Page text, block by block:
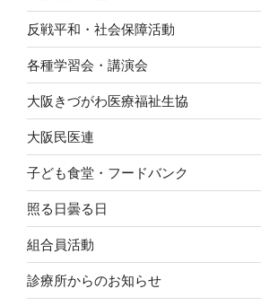
反戦平和・社会保障活動
各種学習会・講演会
大阪きづがわ医療福祉生協
大阪民医連
子ども食堂・フードバンク
照る日曇る日
組合員活動
診療所からのお知らせ